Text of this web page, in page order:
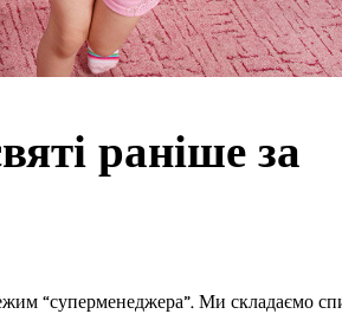
раніше за
“суперменеджера”. Ми складаємо